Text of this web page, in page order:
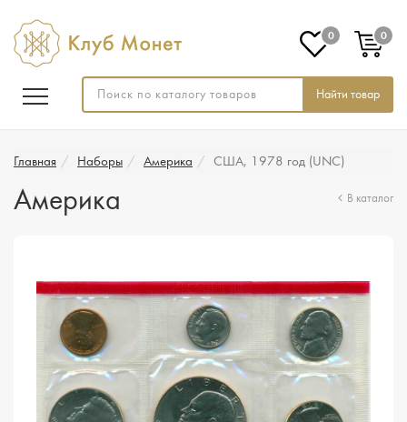
Найти товар
0 0
Главная Наборы Америка США, 1978 год (UNC)
Америка В каталог